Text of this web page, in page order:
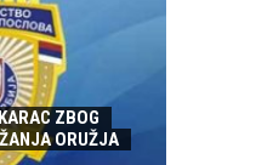
ZBOG
ORUŽJA